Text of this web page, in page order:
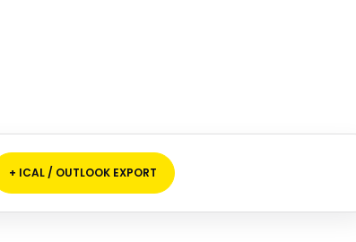
+ ICAL / OUTLOOK EXPORT